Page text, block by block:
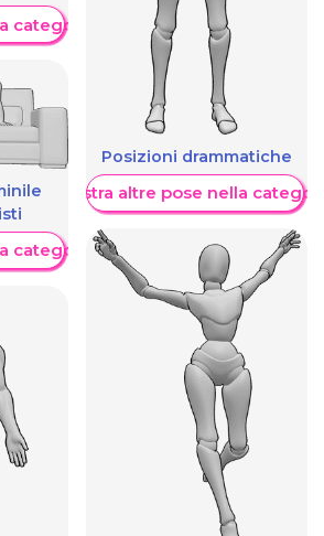
categoria
categoria
Posizioni drammatiche
Mostra altre pose nella